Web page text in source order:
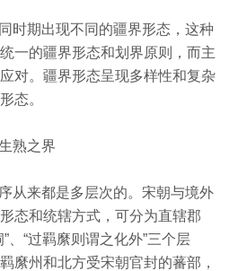
时期出现不同的疆界形态，这种
一的疆界形态和划界原则，而主
对。 疆界形态呈现多样性和复杂
态。
熟之界
从来都是多层次的。 宋朝与境外
态和统辖方式，可分为直辖郡
、“过羁縻则谓之化外”三个层
縻州和北方受宋朝官封的蕃部，